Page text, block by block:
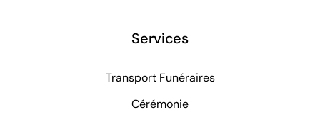
Services
Transport Funéraires
Cérémonie